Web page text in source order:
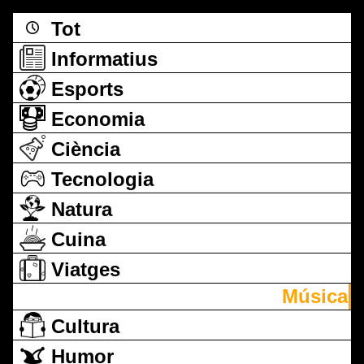
Tot
Informatius
Esports
Economia
Ciència
Tecnologia
Natura
Cuina
Viatges
Música
Cultura
Humor